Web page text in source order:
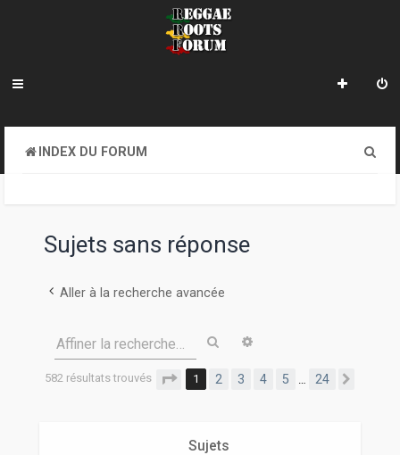
INDEX DU FORUM
Sujets sans réponse
Aller à la recherche avancée
Affiner la recherche… Rechercher
582 résultats trouvés Page 1sur
1 2 3 4 5 24
Sujets